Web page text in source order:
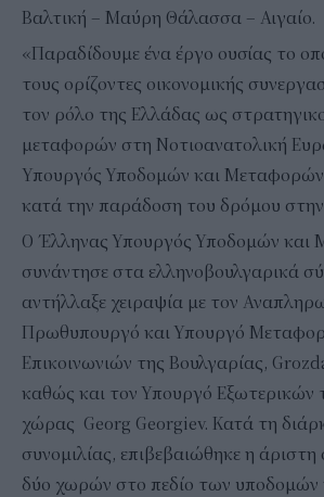
Βαλτική – Μαύρη Θάλασσα – Αιγαίο.
«Παραδίδουμε ένα έργο ουσίας το
τους ορίζοντες οικονομικής
τον ρόλο της Ελλάδας ως
μεταφορών στη Νοτιοανατολική
Υπουργός Υποδομών και
κατά την παράδοση του δρόμου
Ο Έλληνας Υπουργός Υποδομών και
συνάντησε στα ελληνοβουλγαρικά
αντήλλαξε χειραψία με τον
Πρωθυπουργό και Υπουργό
Επικοινωνιών της Βουλγαρίας,
καθώς και τον Υπουργό Εξωτερικών
χώρας Georg Georgiev. Κατά τη
συνομιλίας, επιβεβαιώθηκε η
δύο χωρών στο πεδίο των υποδομών